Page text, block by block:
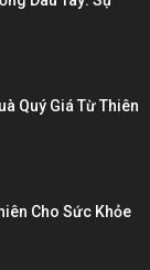
Quý Giá Từ Thiên
Cho Sức Khỏe